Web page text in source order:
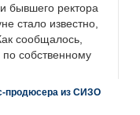
бывшего ректора
стало известно,
сообщалось,
по собственному
продюсера из СИЗО